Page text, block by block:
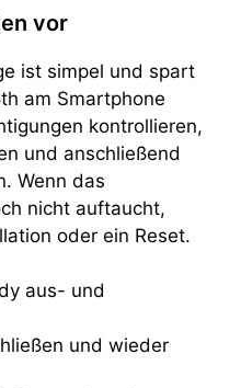
vor
ist simpel und spart
am Smartphone
kontrollieren,
und anschließend
Wenn das
nicht auftaucht,
oder ein Reset.
aus- und
und wieder